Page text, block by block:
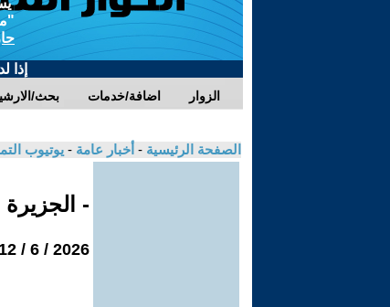
إذا
بحث/ اضافة/خدمات الزوار
الصفحة الرئيسية - أخبار عامة - يوتيوب
- الجزيرة
2026 / 6 / 12